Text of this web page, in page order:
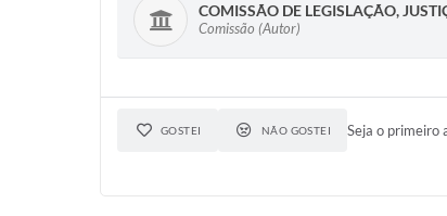
COMISSÃO DE LEGISLAÇÃO,
Comissão (Autor)
GOSTEI NÃO GOSTEI Seja o primeiro